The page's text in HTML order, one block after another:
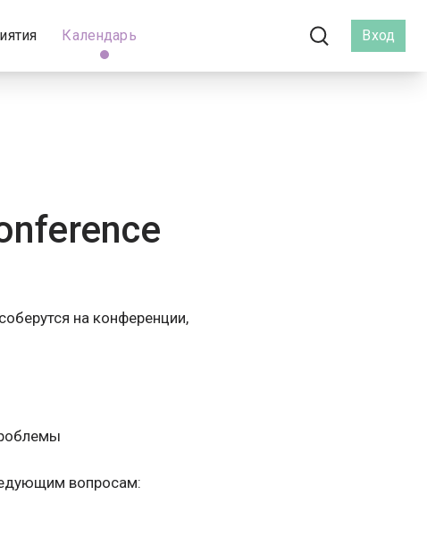
Календарь Вход
на конференции,
вопросам: